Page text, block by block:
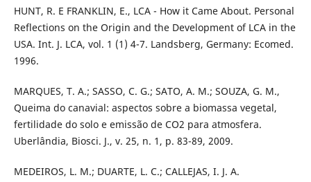
HUNT, R. E FRANKLIN, E., LCA - How it Came About. Personal
Reflections on the Origin and the Development of LCA in the
USA. Int. J. LCA, vol. 1 (1) 4-7. Landsberg, Germany: Ecomed.
1996.
MARQUES, T. A.; SASSO, C. G.; SATO, A. M.; SOUZA, G. M.,
Queima do canavial: aspectos sobre a biomassa vegetal,
fertilidade do solo e emissão de CO2 para atmosfera.
Uberlândia, Biosci. J., v. 25, n. 1, p. 83-89, 2009.
MEDEIROS, L. M.; DUARTE, L. C.; CALLEJAS, I. J. A.